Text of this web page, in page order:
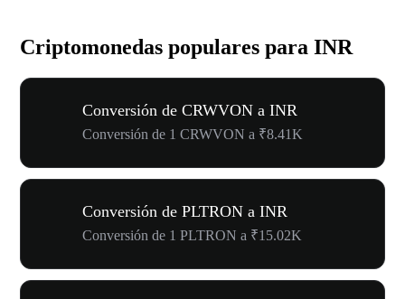
Criptomonedas populares para INR
Conversión de CRWVON a INR
Conversión de 1 CRWVON a ₹8.41K
Conversión de PLTRON a INR
Conversión de 1 PLTRON a ₹15.02K